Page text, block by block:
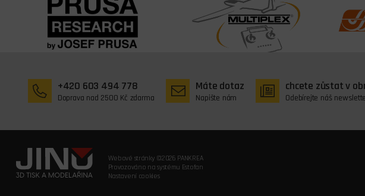
+420 603 494 778
Doprava nad 2500 Kč zdarma
Máte dotaz
Napište nám
chcete zůstat v
Odebírejte náš
Webové stránky ©2026 PANKREA
Provozováno na systému Estofan
Nastavení cookies